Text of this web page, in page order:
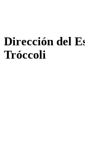
Dirección del
Tróccoli